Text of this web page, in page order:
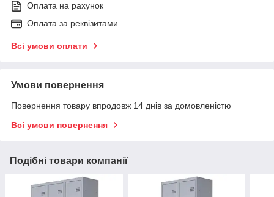
Оплата на рахунок
Оплата за реквізитами
Всі умови оплати
Умови повернення
Повернення товару впродовж 14 днів за домовленістю
Всі умови повернення
Подібні товари компанії